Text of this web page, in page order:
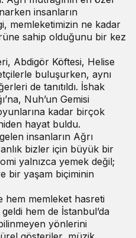
insanların
memleketimizin ne kadar
sahip olduğunu bir kez
Abdigör Köftesi, Helise
buluşurken, aynı
de tanıtıldı. İshak
Nuh’un Gemisi
kadar birçok
hayat buldu.
insanların Ağrı
bizler için büyük bir
yalnızca yemek değil;
bir yaşam biçiminin
hem memleket hasreti
hem de İstanbul’da
yönlerini